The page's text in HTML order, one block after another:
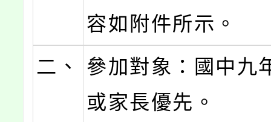
容如附件所示。
二、
參加對象：國中九
或家長優先。